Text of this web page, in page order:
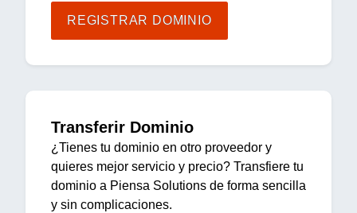
REGISTRAR DOMINIO
Transferir Dominio
¿Tienes tu dominio en otro proveedor y
quieres mejor servicio y precio? Transfiere tu
dominio a Piensa Solutions de forma sencilla
y sin complicaciones.